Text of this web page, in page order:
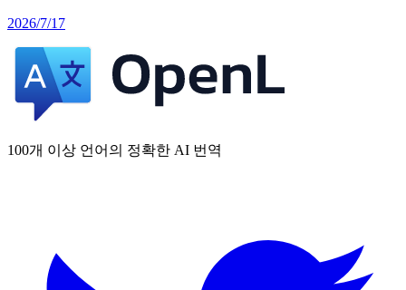
2026/7/17
100개 이상 언어의 정확한 AI 번역